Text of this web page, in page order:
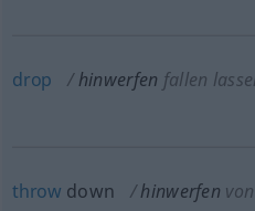
drop hinwerfen fallen
throw down hinwerfen